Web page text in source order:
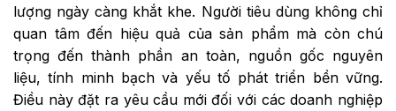
lượng ngày càng khắt khe. Người tiêu dùng không chỉ
quan tâm đến hiệu quả của sản phẩm mà còn chú
trọng đến thành phần an toàn, nguồn gốc nguyên
liệu, tính minh bạch và yếu tố phát triển bền vững.
Điều này đặt ra yêu cầu mới đối với các doanh nghiệp